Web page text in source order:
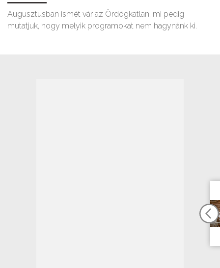
Augusztusban ismét vár az Ördögkatlan, mi pedig
mutatjuk, hogy melyik programokat nem hagynánk ki.